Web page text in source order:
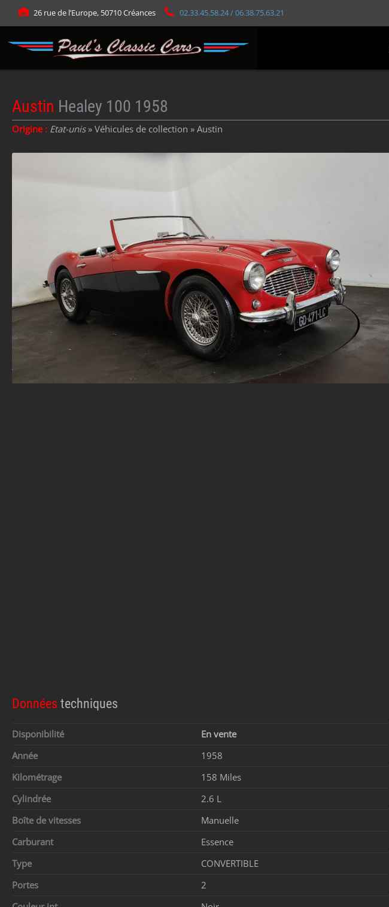
26 rue de l’Europe, 50710 Créances 02.33.45.58.24 / 06.38.75.63.21
Austin Healey 100 1958
Origine : Etat-unis» Véhicules de collection » Austin
Données techniques
Disponibilité
En vente
Année
1958
Kilométrage
158 Miles
Cylindrée
2.6 L
Boîte de vitesses
Manuelle
Carburant
Essence
Type
CONVERTIBLE
Portes
2
Panneau de gestion des cookies